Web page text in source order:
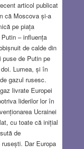
articol publicat
că Moscova și-a
pe piața
– influența
de calde din
puse de Putin pe
Lumea, și în
gazul rusesc.
livrate Europei
liderilor lor în
Ucrainei
cu toate că inițial
de
Dar Europa